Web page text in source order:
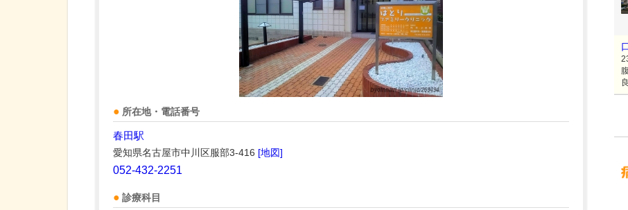
所在地・電話番号
春田駅
愛知県名古屋市中川区服部3-416 [地図]
052-432-2251
診療科目